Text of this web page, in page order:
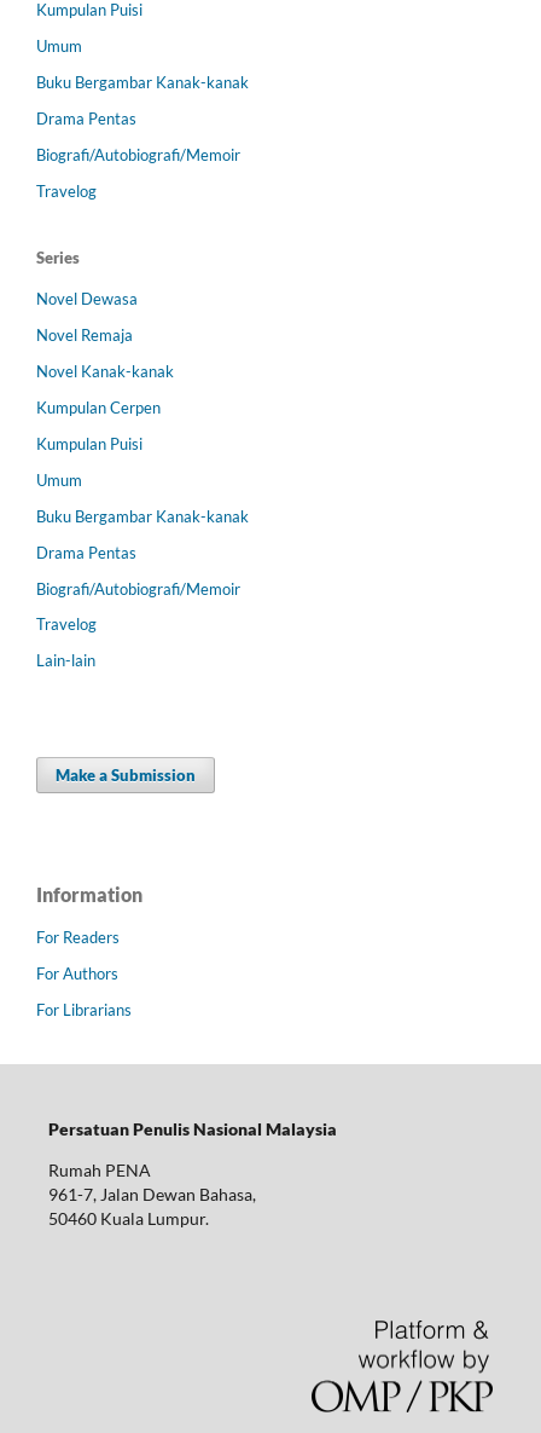
Kumpulan Puisi
Umum
Buku Bergambar Kanak-kanak
Drama Pentas
Biografi/Autobiografi/Memoir
Travelog
Series
Novel Dewasa
Novel Remaja
Novel Kanak-kanak
Kumpulan Cerpen
Kumpulan Puisi
Umum
Buku Bergambar Kanak-kanak
Drama Pentas
Biografi/Autobiografi/Memoir
Travelog
Lain-lain
Make a Submission
Information
For Readers
For Authors
For Librarians
Persatuan Penulis Nasional Malaysia
Rumah PENA
961-7, Jalan Dewan Bahasa,
50460 Kuala Lumpur.